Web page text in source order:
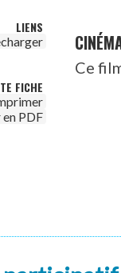
LIENS
FICHE
PDF
Ce